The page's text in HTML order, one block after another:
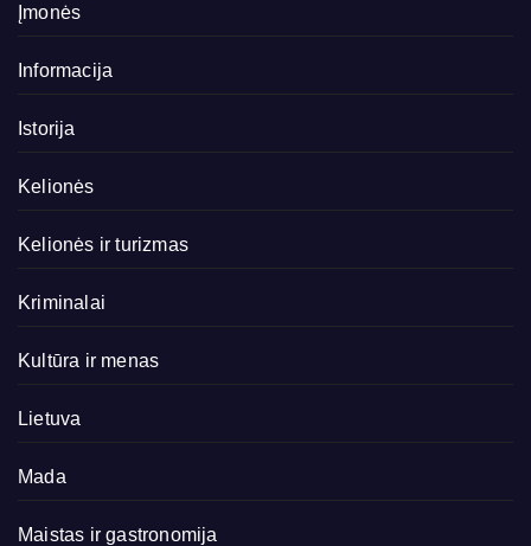
Įmonės
Informacija
Istorija
Kelionės
Kelionės ir turizmas
Kriminalai
Kultūra ir menas
Lietuva
Mada
Maistas ir gastronomija